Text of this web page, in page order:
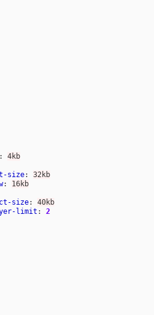
4kb
size:
32kb
:
16kb
size:
40kb
limit :
2